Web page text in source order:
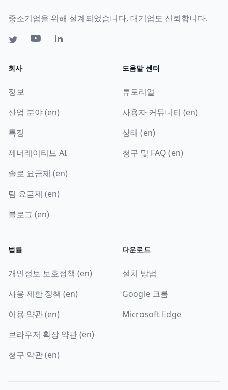
중소기업을 위해 설계되었습니다. 대기업도 신뢰합니다.
회사
정보
산업 분야 (en)
특징
제너레이티브 AI
솔로 요금제 (en)
팀 요금제 (en)
블로그 (en)
도움말 센터
튜토리얼
사용자 커뮤니티 (en)
상태 (en)
청구 및 FAQ (en)
법률
개인정보 보호정책 (en)
사용 제한 정책 (en)
이용 약관 (en)
브라우저 확장 약관 (en)
청구 약관 (en)
다운로드
설치 방법
Google 크롬
Microsoft Edge